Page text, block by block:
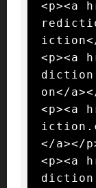
<p><a
<p><a
on</
<p><a
</a></
<p><a